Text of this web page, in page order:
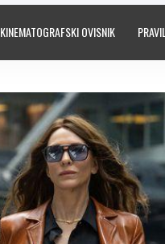
KINEMATOGRAFSKI OVISNIK